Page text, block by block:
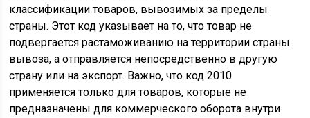
классификации товаров, вывозимых за пределы
страны. Этот код указывает на то, что товар не
подвергается растаможиванию на территории страны
вывоза, а отправляется непосредственно в другую
страну или на экспорт. Важно, что код 2010
применяется только для товаров, которые не
предназначены для коммерческого оборота внутри